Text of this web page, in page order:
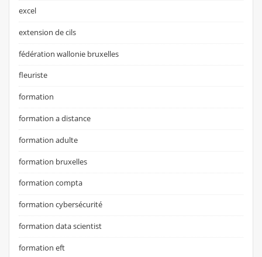
excel
extension de cils
fédération wallonie bruxelles
fleuriste
formation
formation a distance
formation adulte
formation bruxelles
formation compta
formation cybersécurité
formation data scientist
formation eft